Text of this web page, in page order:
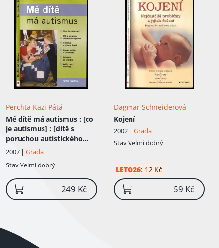
Perchta Kazi Pátá
Mé dítě má autismus : [co
je autismus] : [dítě s
poruchou autistického
spektra] : [autismus v
běžném životě] : [význam
rodiny a sourozenců] :
[začlenění do kolektivu] :
[vztahy mezi vrstevníky]
2007 | Grada
StavVelmi dobrý
249 Kč
Dagmar Schneiderová
Kojení
2002 | Grada
StavVelmi dobrý
LETO26: 12 Kč
59 Kč